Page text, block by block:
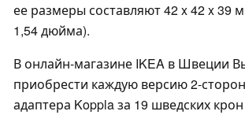
ее размеры составляют 42 x 42 x 39
1,54 дюйма).
В онлайн-магазине IKEA в Швеции
приобрести каждую версию 2-
адаптера Koppla за 19 шведских